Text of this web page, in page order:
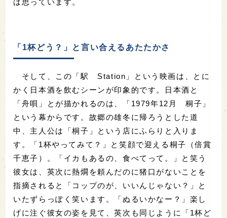
は思っています。
「1杯どう？」と言い合えるあたたかさ
そして、この「駅 Station」という映画は、とに
かく日本酒を飲むシーンが印象的です。日本酒と
「舟唄」とが描かれるのは、「1979年12月 桐子」
という幕からです。故郷の雄冬に帰ろうとした道
中、主人公は「桐子」という店にふらりと入りま
す。「1杯やってみて？」と笑顔で迎える桐子（倍賞
千恵子 ）。「イカもあるの、食べてって。」と笑う
彼女は、英次に熱燗を頼んだのに猪口がないことを
指摘されると「コップのが、いいんじゃない？」と
いたずらっぽく笑います。「ぬるいかなー？」楽し
げに注ぐ彼女の姿を見て、英次も同じように「1杯ど